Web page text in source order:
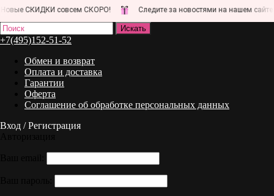
СКИДКИ совсем СКОРО! Следите за новостями на нашем сайте и
+7(495)152-51-52
Обмен и возврат
Оплата и доставка
Гарантии
Оферта
Соглашение об обработке персональных данных
Вход / Регистрация